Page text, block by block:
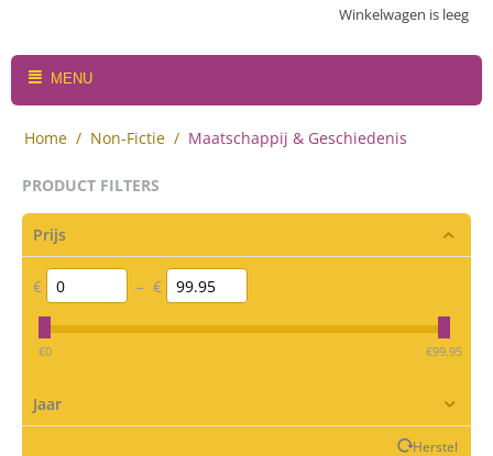
Winkelwagen is leeg
MENU
Home / Non-Fictie / Maatschappij & Geschiedenis
PRODUCT FILTERS
Prijs
€ – €
‎€0 ‎€99.95
Jaar
Herstel